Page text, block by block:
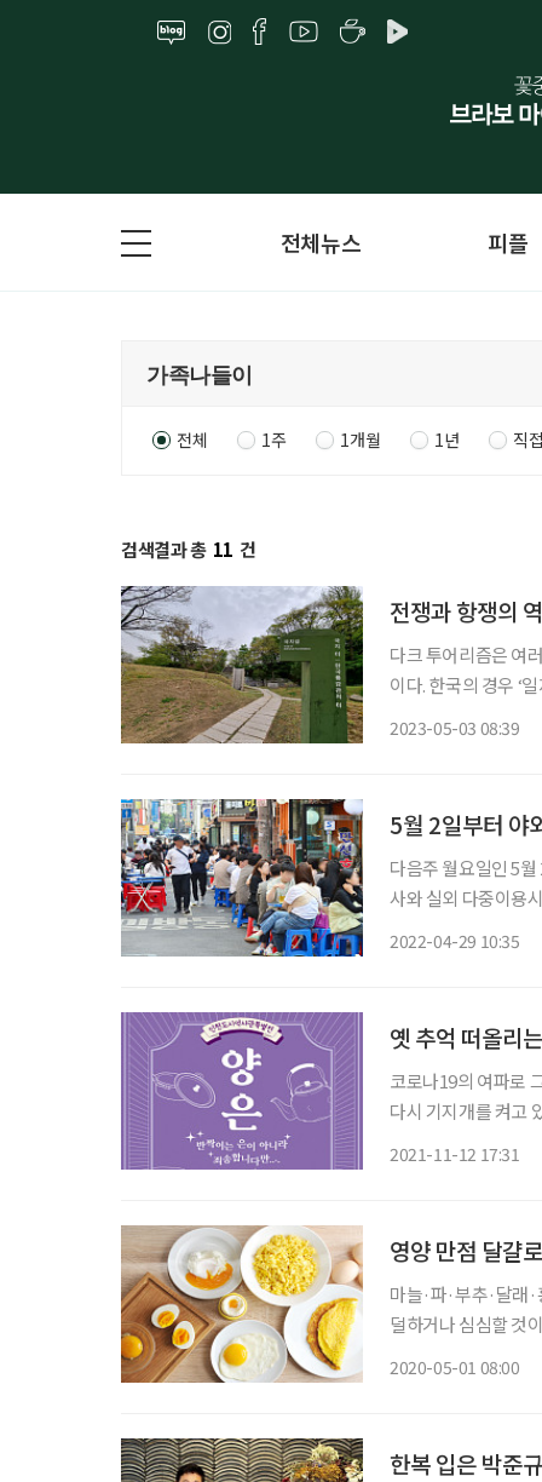
전체뉴스 피플
전체 1주 1개월 1년 직
검색결과 총 11 건
전쟁과 항쟁의
다크 투어리즘은 여
이다. 한국의 경우 ‘
2023-05-03 08:39
5월 2일부터
다음주 월요일인 5
사와 실외 다중이용
2022-04-29 10:35
옛 추억 떠올리
코로나19의 여파로
다시 기지개를 켜고
2021-11-12 17:31
영양 만점 달걀
마늘·파·부추·달래
덜하거나 심심할 것
2020-05-01 08:00
한복 입은 박준